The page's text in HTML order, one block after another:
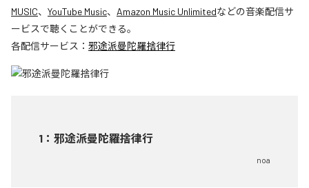
MUSIC、 YouTube Music、 Amazon Music Unlimitedなどの音楽配信サ
ービスで聴くことができる。
各配信サービス： 邪途派曼陀羅捨律行
1 ： 邪途派曼陀羅捨律行
noa